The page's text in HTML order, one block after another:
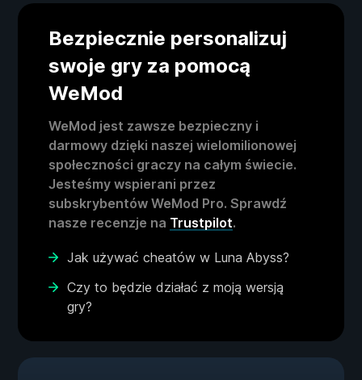
Bezpiecznie personalizuj
swoje gry za pomocą
WeMod
WeMod jest zawsze bezpieczny i
darmowy dzięki naszej wielomilionowej
społeczności graczy na całym świecie.
Jesteśmy wspierani przez
subskrybentów WeMod Pro. Sprawdź
nasze recenzje na Trustpilot.
Jak używać cheatów w Luna Abyss?
Czy to będzie działać z moją wersją
gry?